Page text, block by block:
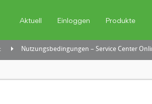
Aktuell Einloggen Produkte
Nutzungsbedingungen – Service Center